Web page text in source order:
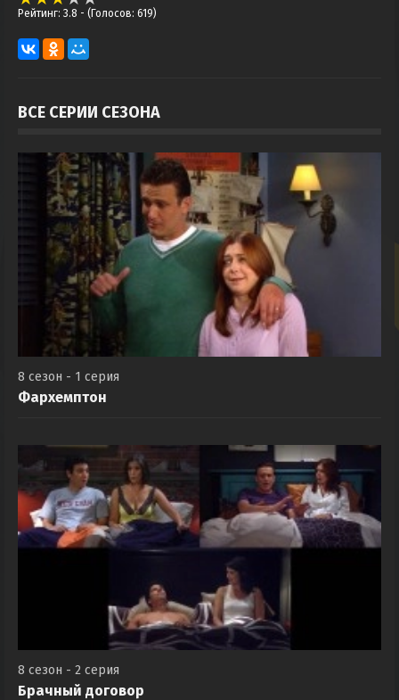
Рейтинг: 3.8 - (Голосов: 619)
ВСЕ СЕРИИ СЕЗОНА
8 сезон - 1 серия
Фархемптон
8 сезон - 2 серия
Брачный договор